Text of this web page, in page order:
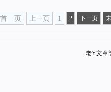
首 页 上一页 1 2 下一页
老Y文章